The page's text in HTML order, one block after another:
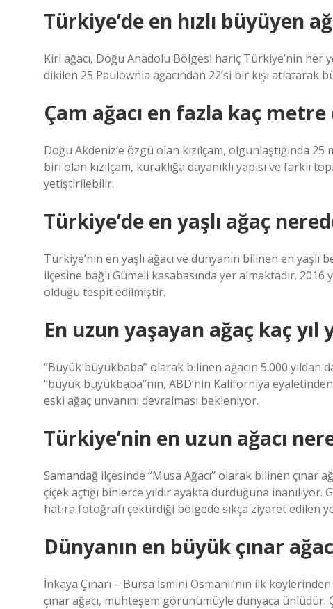
Türkiye’de en hızlı büyüyen
Kiri ağacı, Doğu Anadolu Bölgesi hariç Türkiye’nin
dikilen 25 Paulownia ağacından 22’si bir kışı atlatarak
Çam ağacı en fazla kaç metre
Doğu Akdeniz’e özgü olan kızılçam, olgunlaştığında
biri olan kızılçam, kuraklığa dayanıklı yapısı ve farklı
yetiştirilebilir.
Türkiye’de en yaşlı ağaç
Türkiye’nin en yaşlı ağacı ve dünyanın bilinen en yaşlı
ilçesine bağlı Gümeli kasabasında yer almaktadır.
olduğu tespit edilmiştir.
En uzun yaşayan ağaç kaç yıl
“Büyük büyükbaba” olarak bilinen ağacın 5.000 yıldan
“büyük büyükbaba”nın, ABD’nin Kaliforniya
eski ağaç unvanını devralması bekleniyor.
Türkiye’nin en uzun ağacı
Samandağ ilçesinde “Musa Ağacı” olarak bilinen çınar
çiçek açtığı binlerce yıldır ayakta durduğuna
hatıra fotoğrafı çektirdiği bölgede sıkça ziyaret edilen
Dünyanın en büyük çınar
İnkaya Çınarı – Bursa İsmini Osmanlı’nın ilk
çınar ağacı, muhteşem görünümüyle dünyaca ünlüdür.